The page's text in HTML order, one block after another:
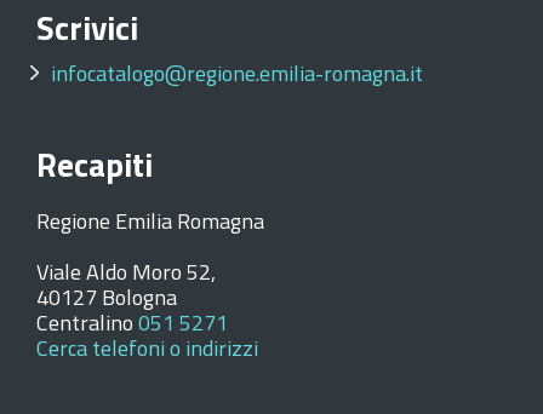
Scrivici
infocatalogo@regione.emilia-romagna.it
Recapiti
Regione Emilia Romagna
Viale Aldo Moro 52,
40127 Bologna
Centralino051 5271
Cerca telefoni o indirizzi